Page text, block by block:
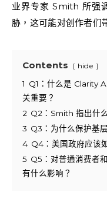
业界专家 Smith 所强
胁，这可能对创作者们
Contents hide
1 Q1：什么是 Clarity
关重要？
2 Q2：Smith 指出什
3 Q3：为什么保护基
4 Q4：美国政府应该
5 Q5：对普通消费者
有什么影响？